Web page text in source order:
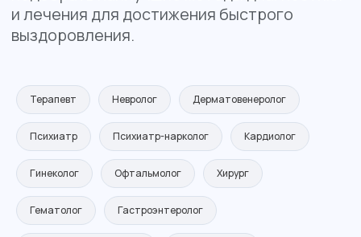
Терапевт Невролог Дерматовенеролог
Психиатр Психиатр-нарколог Кардиолог
Гинеколог Офтальмолог Хирург
Гематолог Гастроэнтеролог
Диагностика
Дневной стационар
Прививочный кабинет
Процедурный кабинет
Перевязочный кабинет
Рентгенография
Ультразвуковые исследования